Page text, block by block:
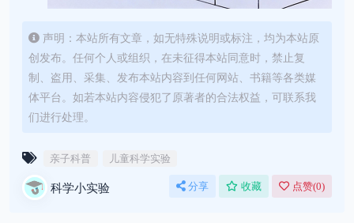
声明：本站所有文章，如无特殊说明或标注，均为本站原
创发布。任何个人或组织，在未征得本站同意时，禁止复
制、盗用、采集、发布本站内容到任何网站、书籍等各类媒
体平台。如若本站内容侵犯了原著者的合法权益，可联系我
们进行处理。
亲子科普 儿童科学实验
科学小实验 分享 收藏 点赞(0)